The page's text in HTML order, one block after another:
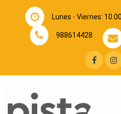
Lunes - Viernes:
988614428